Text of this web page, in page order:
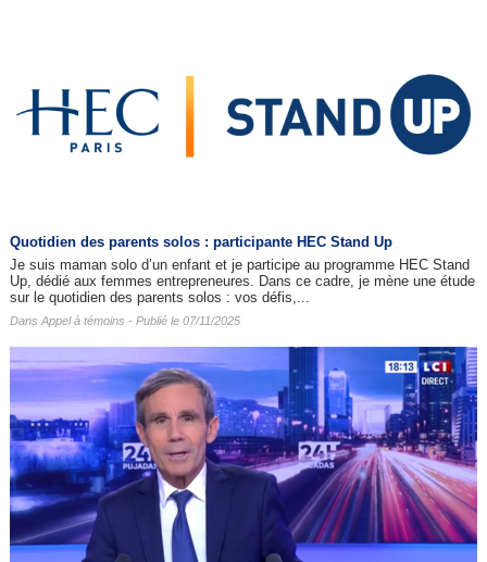
Quotidien des parents solos : participante HEC Stand Up
Je suis maman solo d’un enfant et je participe au programme HEC Stand
Up, dédié aux femmes entrepreneures. Dans ce cadre, je mène une étude
sur le quotidien des parents solos : vos défis,...
Dans Appel à témoins - Publié le 07/11/2025